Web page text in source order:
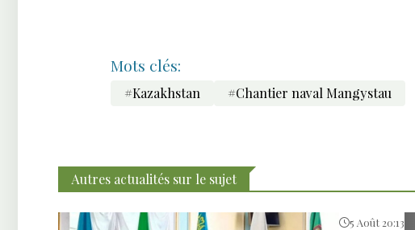
Mots clés:
#Kazakhstan #Chantier naval Mangystau
Autres actualités sur le sujet
5 Août 20:13